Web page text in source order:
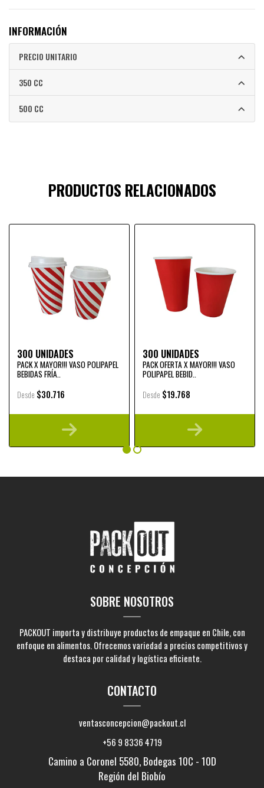
INFORMACIÓN
PRECIO UNITARIO
350 CC
500 CC
PRODUCTOS RELACIONADOS
300 UNIDADES
PACK X MAYOR!!! VASO POLIPAPEL
BEBIDAS FRÍA..
Desde $30.716
300 UNIDADES
PACK OFERTA X MAYOR!!! VASO
POLIPAPEL BEBID..
Desde $19.768
SOBRE NOSOTROS
PACKOUT importa y distribuye productos de empaque en Chile, con
enfoque en alimentos. Ofrecemos variedad a precios competitivos y
destaca por calidad y logística eficiente.
CONTACTO
ventasconcepcion@packout.cl
+56 9 8336 4719
Camino a Coronel 5580, Bodegas 10C - 10D
Región del Biobío